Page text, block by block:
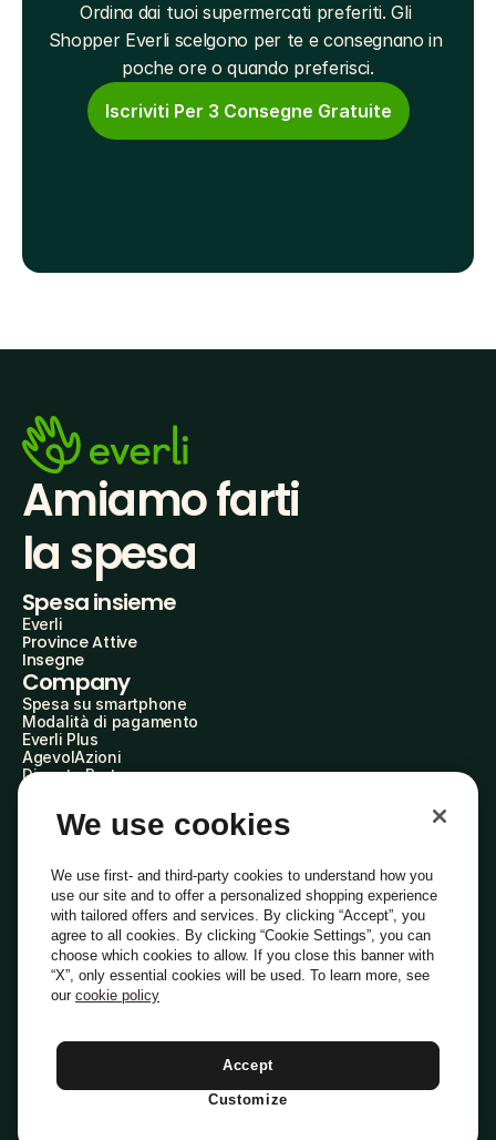
Ordina dai tuoi supermercati preferiti. Gli
Shopper Everli scelgono per te e consegnano in
poche ore o quando preferisci.
Iscriviti Per 3 Consegne Gratuite
Amiamo farti
la spesa
Spesa insieme
Everli
Province Attive
Insegne
Company
Spesa su smartphone
Modalità di pagamento
Everli Plus
AgevolAzioni
Diventa Partner
Everli Shoppers
About Us
Everli News
Domande frequenti
Lavora con noi
Diventa Shopper
Investitori
PrivacyCookiePreferenze Cookie
Termini e CondizioniCodice Etico
Indirizzo PEC: everli@pec.it - indirizzo DPO: dpo@everli.com
Italiano
We use cookies
We use first- and third-party cookies to understand how you
use our site and to offer a personalized shopping experience
with tailored offers and services. By clicking “Accept”, you
agree to all cookies. By clicking “Cookie Settings”, you can
choose which cookies to allow. If you close this banner with
“X”, only essential cookies will be used. To learn more, see
our cookie policy
Accept
Customize